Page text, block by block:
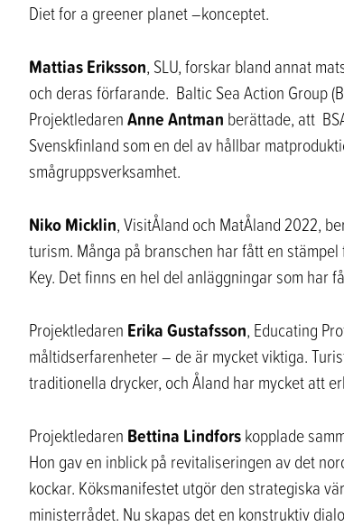
Diet for a greener planet –konceptet.
Mattias Eriksson, SLU, forskar bland annat
och deras förfarande. Baltic Sea Action Group
ProjektledarenAnne Antman berättade, att
Svenskfinland som en del av hållbar
smågruppsverksamhet.
Niko Micklin, VisitÅland och MatÅland 2022,
turism. Många på branschen har fått en
Key. Det finns en hel del anläggningar som har
Projektledaren Erika Gustafsson, Educating
måltidserfarenheter – de är mycket viktiga.
traditionella drycker, och Åland har mycket att
Projektledaren Bettina Lindforskopplade
Hon gav en inblick på revitaliseringen av det
kockar. Köksmanifestet utgör den strategiska
ministerrådet. Nu skapas det en konstruktiv